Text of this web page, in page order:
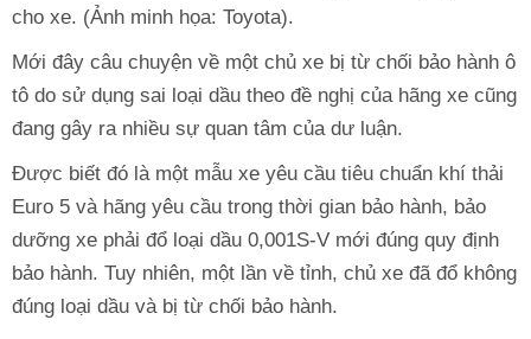
cho xe. (Ảnh minh họa: Toyota).
Mới đây câu chuyện về một chủ xe bị từ chối bảo hành ô
tô do sử dụng sai loại dầu theo đề nghị của hãng xe cũng
đang gây ra nhiều sự quan tâm của dư luận.
Được biết đó là một mẫu xe yêu cầu tiêu chuẩn khí thải
Euro 5 và hãng yêu cầu trong thời gian bảo hành, bảo
dưỡng xe phải đổ loại dầu 0,001S-V mới đúng quy định
bảo hành. Tuy nhiên, một lần về tỉnh, chủ xe đã đổ không
đúng loại dầu và bị từ chối bảo hành.